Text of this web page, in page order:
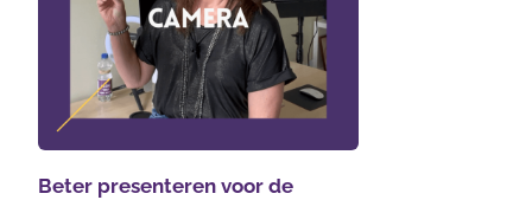
Beter presenteren voor de